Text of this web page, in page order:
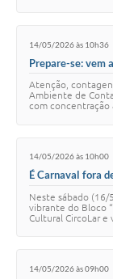
14/05/2026 às 10h36
Prepare-se: vem
Atenção,
Ambiente de
com concentração
14/05/2026 às 10h00
É Carnaval fora
Neste sábado
vibrante do Bloco
Cultural CircoLar e
14/05/2026 às 09h00